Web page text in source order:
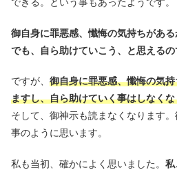
御自身に罪悪感、懺悔の気持ちがあ
でも、自ら助けていこう、と思えるの
ですが、 御自身に罪悪感、懺悔の気
ますし、自ら助けていく事はしなく
そして、御神示も読まなくなります
事のように思います。
私も当初、確かによく思いました。 私